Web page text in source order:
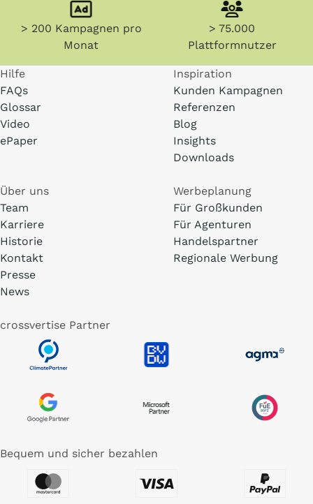
> 200 Kampagnen pro
Monat
> 75.000
Plattformnutzer
Hilfe
FAQs
Glossar
Video
ePaper
Inspiration
Kunden Kampagnen
Referenzen
Blog
Insights
Downloads
Über uns
Team
Karriere
Historie
Kontakt
Presse
News
Werbeplanung
Für Großkunden
Für Agenturen
Handelspartner
Regionale Werbung
crossvertise Partner
Bequem und sicher bezahlen